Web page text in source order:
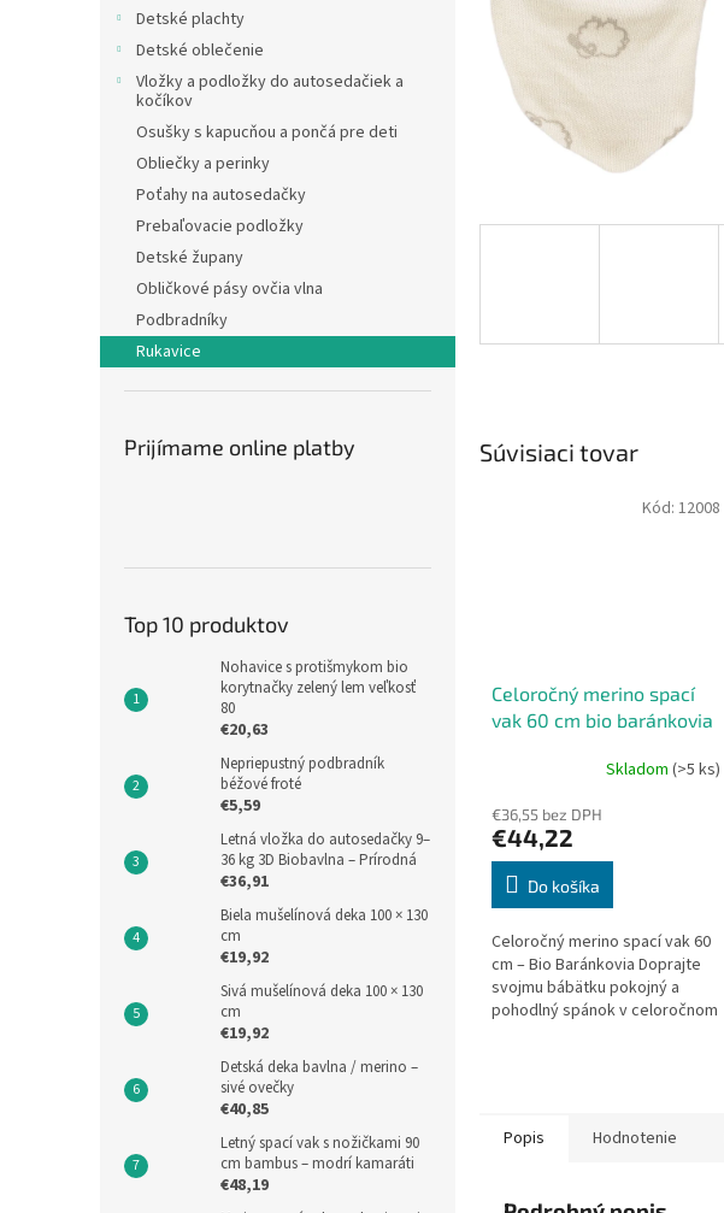
Detské plachty
Detské oblečenie
Vložky a podložky do autosedačiek a
kočíkov
Osušky s kapucňou a pončá pre deti
Obliečky a perinky
Poťahy na autosedačky
Prebaľovacie podložky
Detské župany
Obličkové pásy ovčia vlna
Podbradníky
Rukavice
Prijímame online platby
Top 10 produktov
Nohavice s protišmykom bio
korytnačky zelený lem veľkosť
80
€20,63
Nepriepustný podbradník
béžové froté
€5,59
Letná vložka do autosedačky 9–
36 kg 3D Biobavlna – Prírodná
€36,91
Biela mušelínová deka 100 × 130
cm
€19,92
Sivá mušelínová deka 100 × 130
cm
€19,92
Detská deka bavlna / merino –
sivé ovečky
€40,85
Letný spací vak s nožičkami 90
cm bambus – modrí kamaráti
€48,19
Súvisiaci tovar
Celoročný merino spací
vak 60 cm bio baránkovia
produktu
je
5,0
5
hviezdičiek.
Skladom (>5 ks)
€36,55 bez DPH
€44,22
Do košíka
Celoročný merino spací vak 60
cm – Bio Baránkovia Doprajte
svojmu bábätku pokojný a
pohodlný spánok v celoročnom
Kód: 12008
Popis Hodnotenie